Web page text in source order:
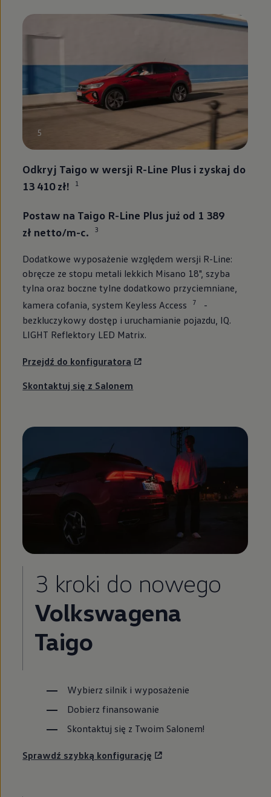
5
Odkryj Taigo w wersji R-Line Plus i zyskaj do
13 410 zł!
1
Postaw na Taigo R-Line Plus już od 1 389
zł netto/m-c.
3
Dodatkowe wyposażenie względem wersji R-Line:
obręcze ze stopu metali lekkich Misano 18", szyba
tylna oraz boczne tylne dodatkowo przyciemniane,
kamera cofania, system Keyless Access
7
-
bezkluczykowy dostęp i uruchamianie pojazdu, IQ.
LIGHT Reflektory LED Matrix.
Przejdź do konfiguratora
Skontaktuj się z Salonem
3 kroki do nowego
Volkswagena
Taigo
Wybierz silnik i wyposażenie
Dobierz finansowanie
Skontaktuj się z Twoim Salonem!
Sprawdź szybką konfigurację